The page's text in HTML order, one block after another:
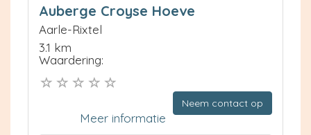
Auberge Croyse Hoeve
Aarle-Rixtel
3.1 km
Waardering:
Neem contact op
Meer informatie